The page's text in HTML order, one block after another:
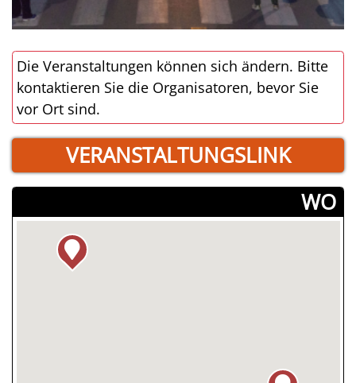
Die Veranstaltungen können sich ändern. Bitte
kontaktieren Sie die Organisatoren, bevor Sie
vor Ort sind.
VERANSTALTUNGSLINK
­WO